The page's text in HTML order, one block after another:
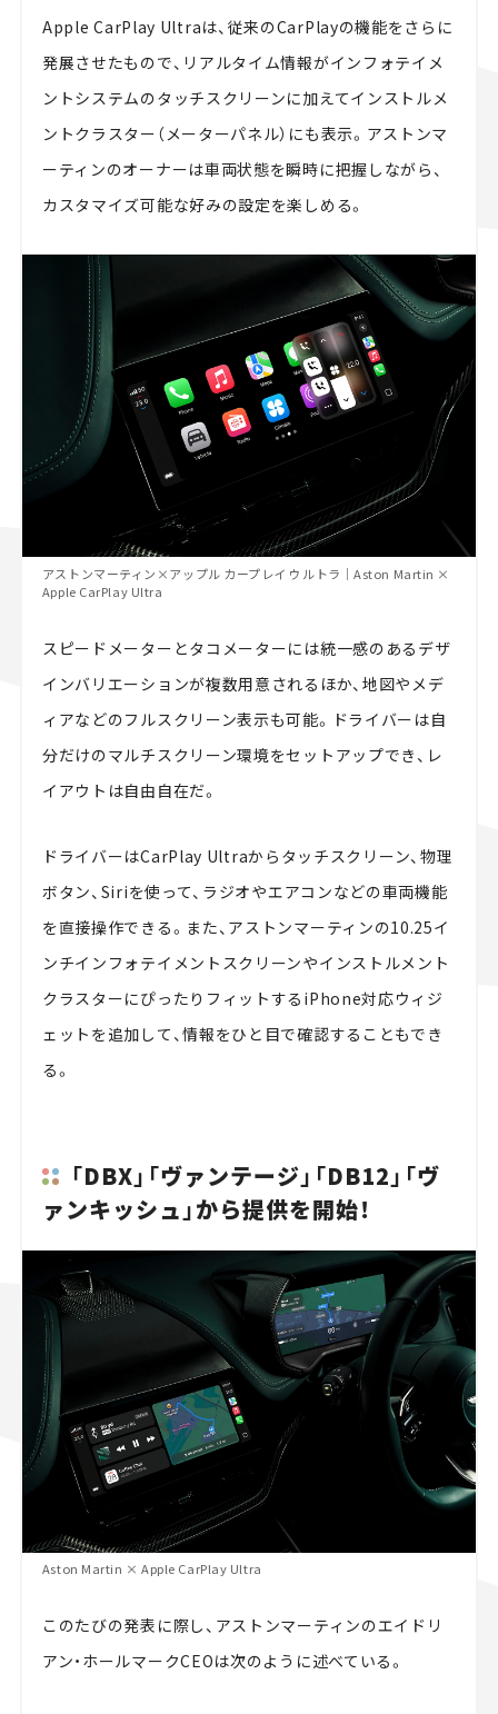
Apple CarPlay Ultraは、従来のCarPlayの機能をさらに
発展させたもので、リアルタイム情報がインフォテイメ
ントシステムのタッチスクリーンに加えてインストルメ
ントクラスター（メーターパネル）にも表示。アストンマ
ーティンのオーナーは車両状態を瞬時に把握しながら、
カスタマイズ可能な好みの設定を楽しめる。
アストンマーティン×アップル カープレイ ウルトラ｜Aston Martin ×
Apple CarPlay Ultra
スピードメーターとタコメーターには統一感のあるデザ
インバリエーションが複数用意されるほか、地図やメデ
ィアなどのフルスクリーン表示も可能。ドライバーは自
分だけのマルチスクリーン環境をセットアップでき、レ
イアウトは自由自在だ。
ドライバーはCarPlay Ultraからタッチスクリーン、物理
ボタン、Siriを使って、ラジオやエアコンなどの車両機能
を直接操作できる。また、アストンマーティンの10.25イ
ンチインフォテイメントスクリーンやインストルメント
クラスターにぴったりフィットするiPhone対応ウィジ
ェットを追加して、情報をひと目で確認することもでき
る。
「DBX」「ヴァンテージ」「DB12」「ヴ
ァンキッシュ」から提供を開始！
Aston Martin × Apple CarPlay Ultra
このたびの発表に際し、アストンマーティンのエイドリ
アン・ホールマークCEOは次のように述べている。